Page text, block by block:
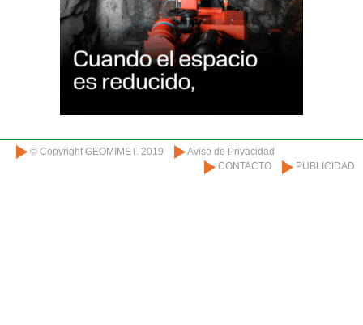
© Copyright GEOMIMET. 2019
Aviso de Privacidad
CONTACTO
PUBLICIDAD